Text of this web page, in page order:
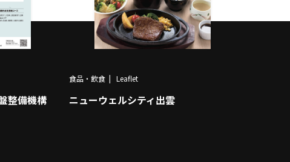
整備機構
食品・飲食 Leaflet
ニューウェルシティ出雲